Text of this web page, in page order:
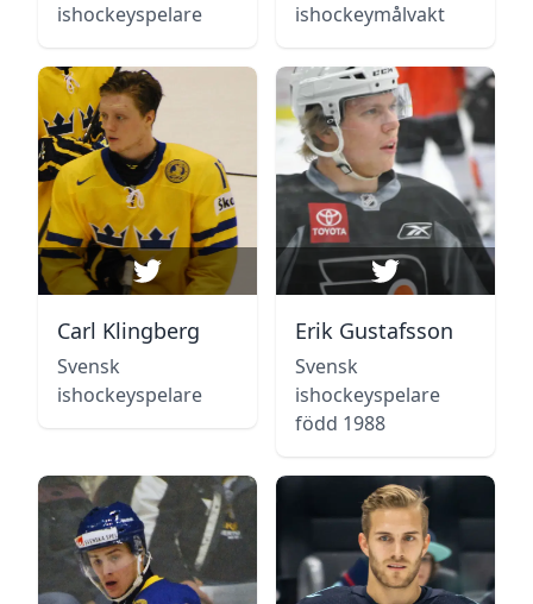
ishockeyspelare
ishockeymålvakt
Carl Klingberg
Svensk
ishockeyspelare
Erik Gustafsson
Svensk
ishockeyspelare
född 1988